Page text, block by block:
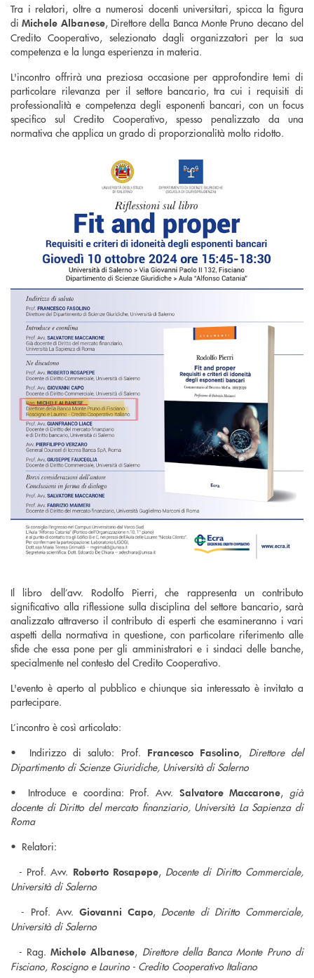
Tra i relatori, oltre a numerosi docenti universitari, spicca la figura
diMichele Albanese, Direttore della Banca Monte Pruno decano del
Credito Cooperativo, selezionato dagli organizzatori per la sua
competenza e la lunga esperienza in materia.
L'incontro offrirà una preziosa occasione per approfondire temi di
particolare rilevanza per il settore bancario, tra cui i requisiti di
professionalità e competenza degli esponenti bancari, con un focus
specifico sul Credito Cooperativo, spesso penalizzato da una
normativa che applica un grado di proporzionalità molto ridotto.
Il libro dell’avv. Rodolfo Pierri, che rappresenta un contributo
significativo alla riflessione sulla disciplina del settore bancario, sarà
analizzato attraverso il contributo di esperti che esamineranno i vari
aspetti della normativa in questione, con particolare riferimento alle
sfide che essa pone per gli amministratori e i sindaci delle banche,
specialmente nel contesto del Credito Cooperativo.
L'evento è aperto al pubblico e chiunque sia interessato è invitato a
partecipare.
L’incontro è così articolato:
•⁠ ⁠Indirizzo di saluto: Prof. Francesco Fasolino, Direttore del
Dipartimento di Scienze Giuridiche, Università di Salerno
•⁠ ⁠Introduce e coordina: Prof. Avv. Salvatore Maccarone, già
docente di Diritto del mercato finanziario, Università La Sapienza di
Roma
•⁠ ⁠Relatori:
- Prof. Avv. Roberto Rosapepe, Docente di Diritto Commerciale,
Università di Salerno
- Prof. Avv. Giovanni Capo, Docente di Diritto Commerciale,
Università di Salerno
- Rag.Michele Albanese, Direttore della Banca Monte Pruno di
Fisciano, Roscigno e Laurino - Credito Cooperativo Italiano